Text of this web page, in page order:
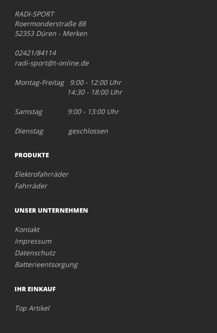
RADI-SPORT
Roermonderstraße 88
52353 Düren - Merken
02421/84114
radi-sport@t-online.de
Montag-Freitag 9:00 - 12:00 Uhr
14:30 - 18:00 Uhr
Samstag 9:00 - 13:00 Uhr
Dienstag geschlossen
PRODUKTE
Elektrofahrräder
Fahrräder
UNSER UNTERNEHMEN
Kontakt
Impressum
Datenschutz
Batterieentsorgung
IHR EINKAUF
Top Artikel